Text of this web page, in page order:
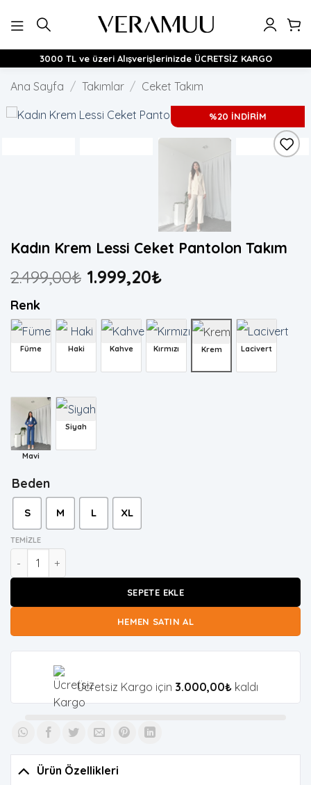
atla
3000 TL ve üzeri Alışverişlerinizde ÜCRETSİZ KARGO
Ana Sayfa / Takımlar / Ceket Takım
%20 İNDİRİM
Kadın Krem Lessi Ceket Pantolon Takım
2.499,00₺ 1.999,20₺
Renk
Füme Haki Kahve Kırmızı Krem Lacivert
Mavi
Siyah
Beden
S M L XL
TEMIZLE
SEPETE EKLE
HEMEN SATIN AL
Ücretsiz Kargo için 3.000,00₺kaldı
Ürün Özellikleri